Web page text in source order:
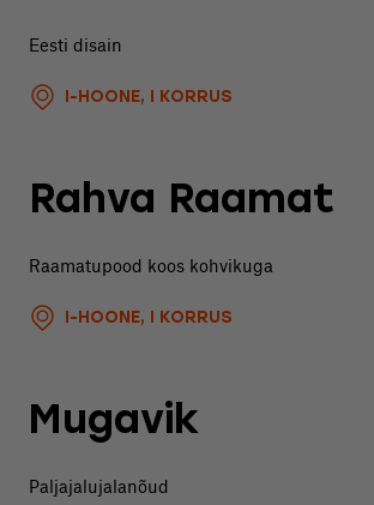
Eesti disain
I-HOONE, I KORRUS
Rahva Raamat
Raamatupood koos kohvikuga
I-HOONE, I KORRUS
Mugavik
Paljajalujalanõud